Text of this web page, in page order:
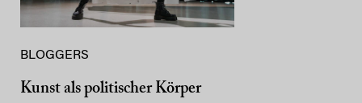
BLOGGERS
Kunst als politischer Körper